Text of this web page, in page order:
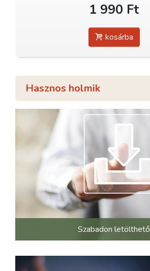
1 990 Ft
kosárba
Hasznos holmik
Szabadon letölthető